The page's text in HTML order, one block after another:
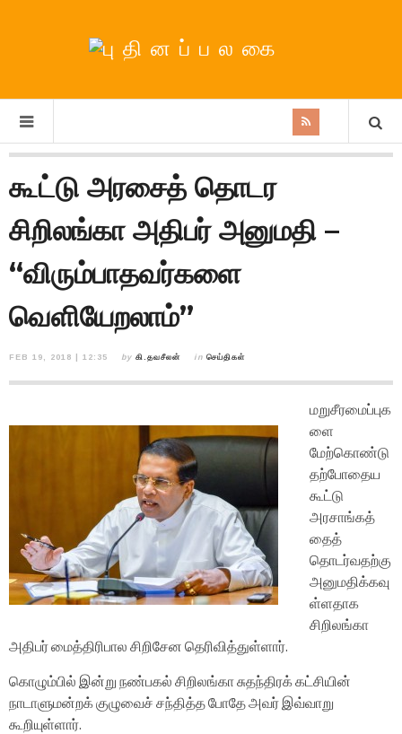
கூட்டு அரசைத் தொடர
சிறிலங்கா அதிபர் அனுமதி –
“விரும்பாதவர்களை
வெளியேறலாம்”
FEB 19, 2018 | 12:35 by கி.தவசீலன் in செய்திகள்
மறுசீரமைப்புக
ளை
மேற்கொண்டு
தற்போதைய
கூட்டு
அரசாங்கத்
தைத்
தொடர்வதற்கு
அனுமதிக்கவு
ள்ளதாக
சிறிலங்கா
அதிபர் மைத்திரிபால சிறிசேன தெரிவித்துள்ளார்.
கொழும்பில் இன்று நண்பகல் சிறிலங்கா சுதந்திரக் கட்சியின்
நாடாளுமன்றக் குழுவைச் சந்தித்த போதே அவர் இவ்வாறு
கூறியுள்ளார்.